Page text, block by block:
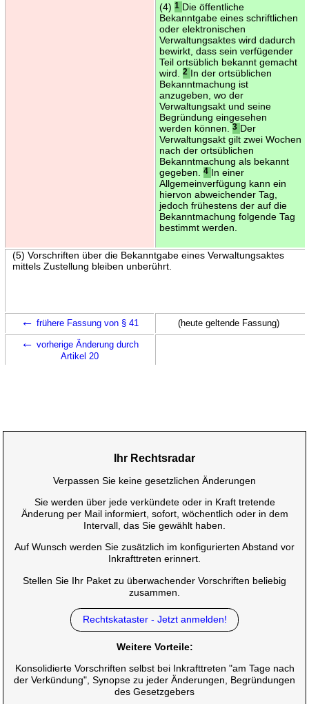
(4) 1 Die öffentliche
Bekanntgabe eines schriftlichen
oder elektronischen
Verwaltungsaktes wird dadurch
bewirkt, dass sein verfügender
Teil ortsüblich bekannt gemacht
wird.
2 In der ortsüblichen
Bekanntmachung ist
anzugeben, wo der
Verwaltungsakt und seine
Begründung eingesehen
werden können.
3 Der
Verwaltungsakt gilt zwei Wochen
nach der ortsüblichen
Bekanntmachung als bekannt
gegeben.
4 In einer
Allgemeinverfügung kann ein
hiervon abweichender Tag,
jedoch frühestens der auf die
Bekanntmachung folgende Tag
bestimmt werden.
(5) Vorschriften über die Bekanntgabe eines Verwaltungsaktes
mittels Zustellung bleiben unberührt.
← frühere Fassung von § 41 (heute geltende Fassung)
← vorherige Änderung durch
Artikel 20
Ihr Rechtsradar
Verpassen Sie keine gesetzlichen Änderungen
Sie werden über jede verkündete oder in Kraft tretende
Änderung per Mail informiert, sofort, wöchentlich oder in dem
Intervall, das Sie gewählt haben.
Auf Wunsch werden Sie zusätzlich im konfigurierten Abstand vor
Inkrafttreten erinnert.
Stellen Sie Ihr Paket zu überwachender Vorschriften beliebig
zusammen.
Rechtskataster - Jetzt anmelden!
Weitere Vorteile:
Konsolidierte Vorschriften selbst bei Inkrafttreten "am Tage nach
der Verkündung", Synopse zu jeder Änderungen, Begründungen
des Gesetzgebers